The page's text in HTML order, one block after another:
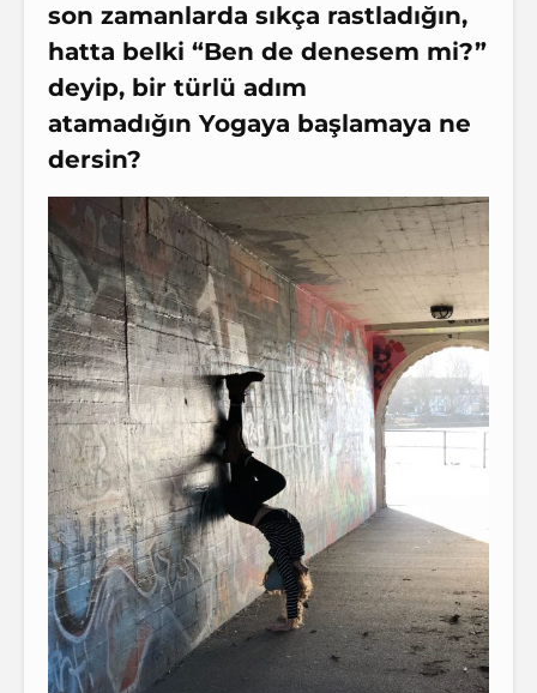
son zamanlarda sıkça rastladığın,
hatta belki “Ben de denesem mi?”
deyip, bir türlü adım
atamadığın Yogaya başlamaya ne
dersin?